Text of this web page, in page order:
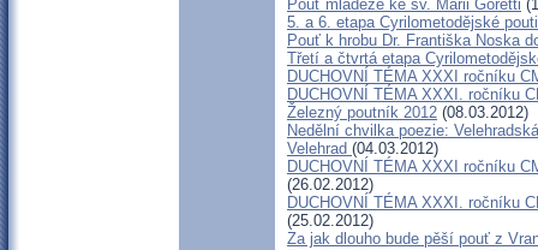
Pouť mládeže ke sv. Marii Goretti
5. a 6. etapa Cyrilometodějské
Pouť k hrobu Dr. Františka Noska
Třetí a čtvrtá etapa
DUCHOVNÍ TÉMA XXXI ročníku
DUCHOVNÍ TÉMA XXXI. ročníku
Železný poutník 2012 (08.03.2012)
Nedělní chvilka poezie:
Velehrad (04.03.2012)
DUCHOVNÍ TÉMA XXXI ročníku
(26.02.2012)
DUCHOVNÍ TÉMA XXXI. ročníku
(25.02.2012)
Za jak dlouho bude pěší pouť z